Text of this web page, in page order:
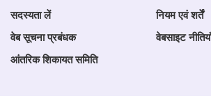
सदस्यता लें नियम एवं शर्तें
वेब सूचना प्रबंधक वेबसाइट
आंतरिक शिकायत समिति